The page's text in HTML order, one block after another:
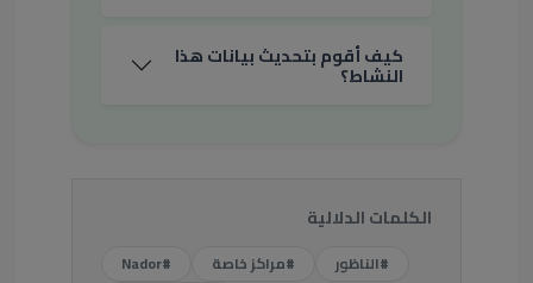
كيف أقوم بتحديث بيانات هذا
النشاط؟
الكلمات الدلالية
#الناظور #مراكز خاصة
#Nador